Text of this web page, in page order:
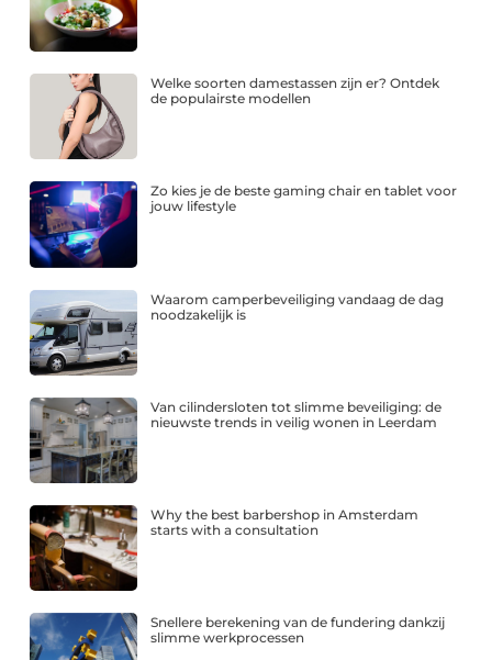
Welke soorten damestassen zijn er? Ontdek
de populairste modellen
Zo kies je de beste gaming chair en tablet voor
jouw lifestyle
Waarom camperbeveiliging vandaag de dag
noodzakelijk is
Van cilindersloten tot slimme beveiliging: de
nieuwste trends in veilig wonen in Leerdam
Why the best barbershop in Amsterdam
starts with a consultation
Snellere berekening van de fundering dankzij
slimme werkprocessen